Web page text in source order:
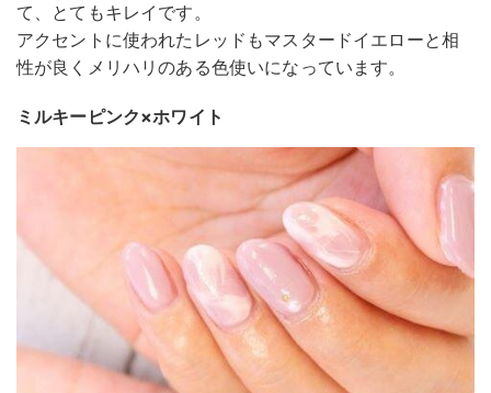
て、とてもキレイです。
アクセントに使われたレッドもマスタードイエローと相
性が良くメリハリのある色使いになっています。
ミルキーピンク×ホワイト